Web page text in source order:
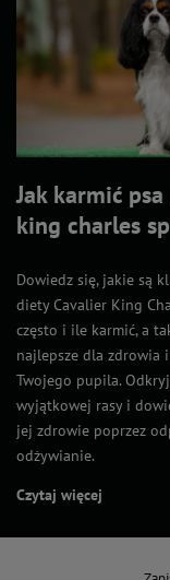
Jak karmić
king charles
Dowiedz się, jakie są
diety Cavalier King
często i ile karmić, a
najlepsze dla zdrowia
Twojego pupila.
wyjątkowej rasy i
jej zdrowie poprzez
odżywianie.
Czytaj więcej